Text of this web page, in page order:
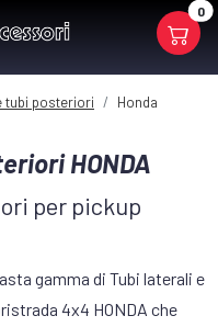
0
tubi posteriori Honda
HONDA
per pickup
gamma di Tubi laterali e
4x4 HONDA che